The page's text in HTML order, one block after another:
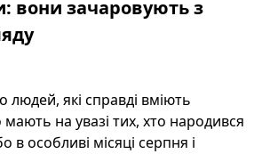
вони зачаровують з
людей, які справді вміють
на увазі тих, хто народився
в особливі місяці серпня і